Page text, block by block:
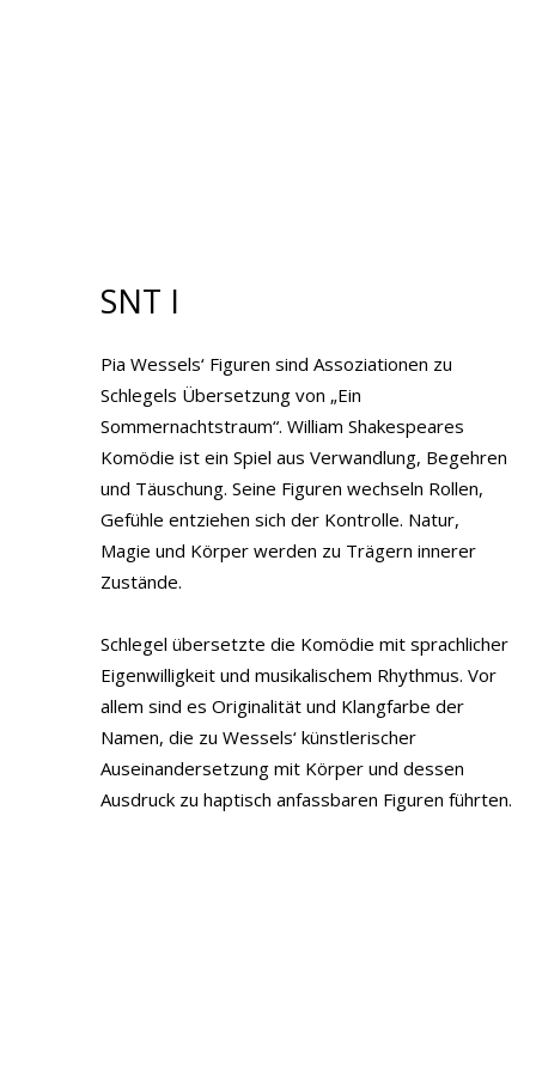
SNT I
Pia Wessels‘ Figuren sind Assoziationen zu
Schlegels Übersetzung von „Ein
Sommernachtstraum“. William Shakespeares
Komödie ist ein Spiel aus Verwandlung, Begehren
und Täuschung. Seine Figuren wechseln Rollen,
Gefühle entziehen sich der Kontrolle. Natur,
Magie und Körper werden zu Trägern innerer
Zustände.
Schlegel übersetzte die Komödie mit sprachlicher
Eigenwilligkeit und musikalischem Rhythmus. Vor
allem sind es Originalität und Klangfarbe der
Namen, die zu Wessels‘ künstlerischer
Auseinandersetzung mit Körper und dessen
Ausdruck zu haptisch anfassbaren Figuren führten.